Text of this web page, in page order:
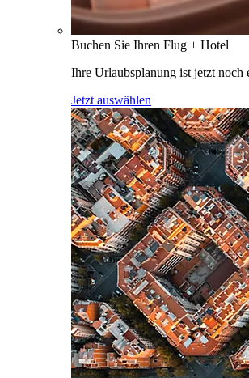
Buchen Sie Ihren Flug + Hotel
Ihre Urlaubsplanung ist jetzt noch
Jetzt auswählen